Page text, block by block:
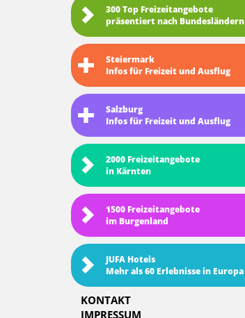
300 Top Freizeitangebote
präsentiert nach Bundesländern
Steiermark
Infos für Freizeit und Ausflug
Salzburg
Infos für Freizeit und Ausflug
2000 Freizeitangebote
in Kärnten
1500 Freizeitangebote
im Burgenland
JUFA Hotels
Mehr als 60 Erlebnisse in Europa
KONTAKT
IMPRESSUM